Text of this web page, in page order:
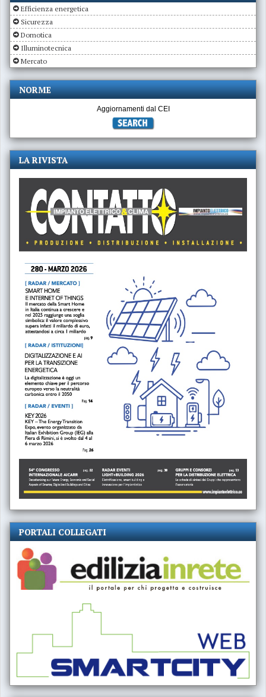
Efficienza energetica
Sicurezza
Domotica
Illuminotecnica
Mercato
NORME
Aggiornamenti dal CEI
LA RIVISTA
PORTALI COLLEGATI